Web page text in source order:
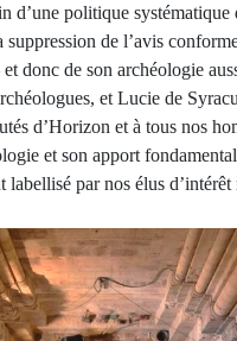
d’une politique
de l’avis
donc de son archéologie
et Lucie de
d’Horizon et à tous nos
et son apport
par nos élus d’intérêt